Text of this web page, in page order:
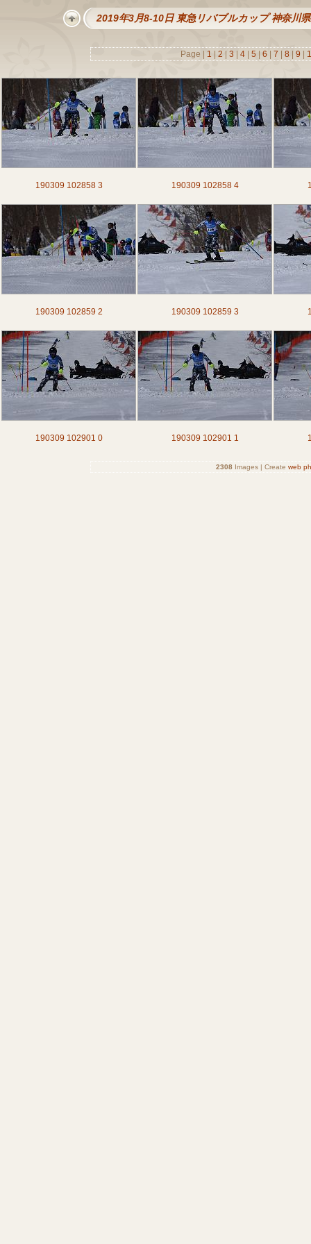
2019年3月8-10日 東急リバブルカップ 神奈川
Page | 1 2 3 4 5 6 7 8 9
190309 102858 3 190309 102858 4
190309 102859 2 190309 102859 3
190309 102901 0 190309 102901 1
2308Images | Create web